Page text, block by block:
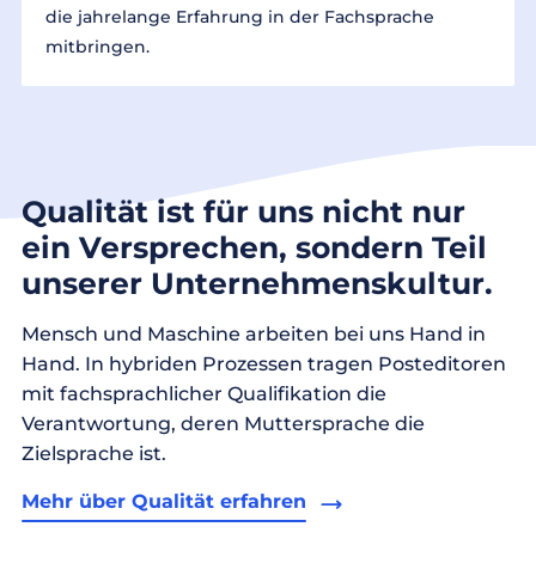
die jahrelange Erfahrung in der Fachsprache
mitbringen.
Qualität ist für uns nicht nur
ein Versprechen, sondern Teil
unserer Unternehmenskultur.
Mensch und Maschine arbeiten bei uns Hand in
Hand. In hybriden Prozessen tragen Posteditoren
mit fachsprachlicher Qualifikation die
Verantwortung, deren Muttersprache die
Zielsprache ist.
Mehr über Qualität erfahren